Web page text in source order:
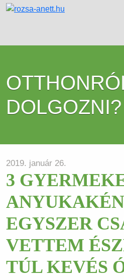
DOLGOZNI?
2019. január 26.
3
EGYSZER
VETTEM
TÚL KEVÉS